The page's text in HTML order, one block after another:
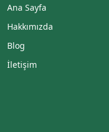
Ana Sayfa
Hakkımızda
Blog
İletişim